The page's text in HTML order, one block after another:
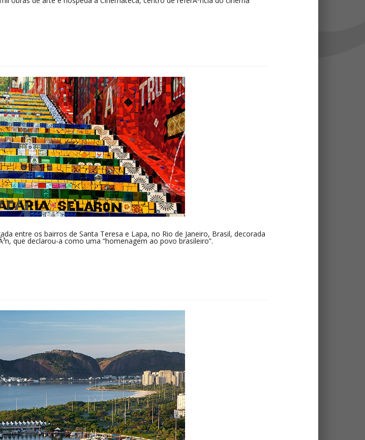
entre os bairros de Santa Teresa e Lapa, no Rio de Janeiro, Brasil, decorada
que declarou-a como uma “homenagem ao povo brasileiro”.